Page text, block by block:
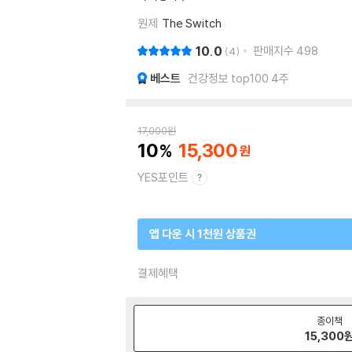
원제 The Switch
10.0 4 판매지수 498
베스트 건강정보 top100 4주
17,000원
10 15,300
YES포인트
앱 다운 시 1천원 상품권
결제혜택
종이책
15,300